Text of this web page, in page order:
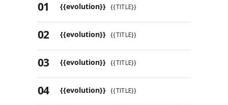
{{evolution}} {{TITLE}}
{{evolution}} {{TITLE}}
{{evolution}} {{TITLE}}
{{evolution}} {{TITLE}}